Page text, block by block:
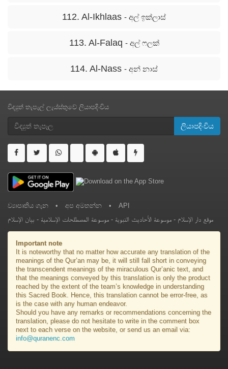
112. Al-Ikhlaas - අල් ඉක්ලාස්
113. Al-Falaq - අල් ෆලක්
114. Al-Nass - අන් නාස්
විද්‍යුත් තැපැල් ලැය්ස්තුවේ ලියාපදිංචිය
ලියාපදිංචිය
ව්‍යාපෘතිය ගැන • අප අමතන්න •
API
موقع دار الإسلام - موسوعة الأحاديث النبوية - موسوعة المصطلحات الإسلامية - بيان الإسلام
Important note
It is noteworthy that no matter how accurate any translation of the
meanings of the Qur’an may be, it will still fall short in conveying
the transcendent meanings of the miraculous Qur’anic text, and
that the meanings conveyed by this translation is only the product
reached by the extent of the team’s knowledge in understanding
this Sacred Book. Hence, this translation cannot be error-free, as
is the case with any human endeavor.
Should you have any remarks or recommendations concerning the
translation, please do not hesitate to write in the comment box
next to each verse on the website, or send us an email via:
info@quranenc.com